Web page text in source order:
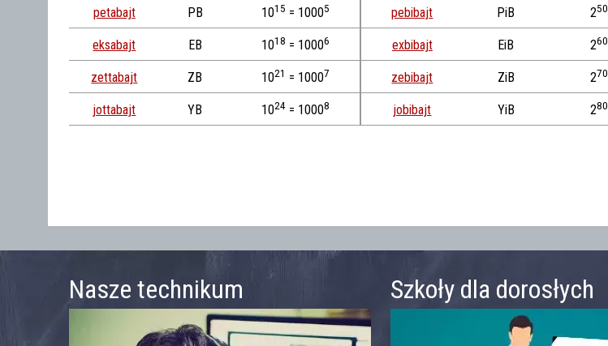
petabajt PB 1015 = 10005 pebibajt PiB 250
eksabajt EB 1018 = 10006 exbibajt EiB 260
zettabajt ZB 1021 = 10007 zebibajt ZiB 270
jottabajt YB 1024 = 10008 jobibajt YiB 280
Nasze technikum Szkoły dla dorosłych